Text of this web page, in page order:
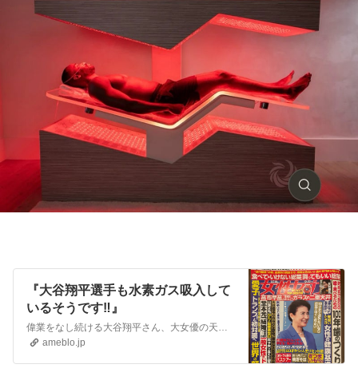
『大谷翔平選手も水素ガス吸入して
いるそうです‼️』
ameblo.jp